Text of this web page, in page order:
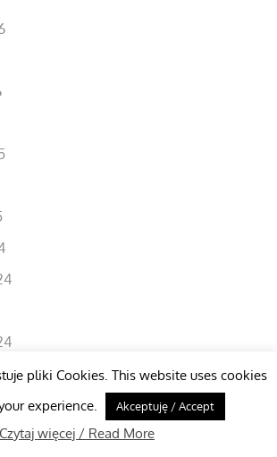
pliki Cookies. This website uses cookies
experience.
Akceptuję / Accept
Czytaj więcej / Read More